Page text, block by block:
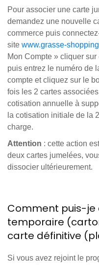
Pour associer une carte
demandez une nouvelle
commerce puis
site www.grasse-
Mon Compte » cliquer
puis entrez le numéro de
compte et cliquez sur le
fois les 2 cartes
cotisation annuelle à
la cotisation initiale de la
charge.
Attention : cette action
deux cartes jumelées,
dissocier ultérieurement.
Comment puis-
temporaire
carte définitive
Si vous avez rejoint le